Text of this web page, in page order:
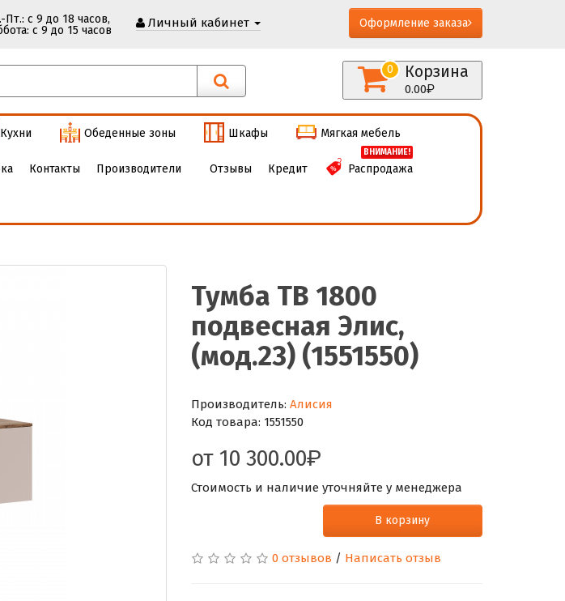
Пт.: с 9 до 18 часов,
с 9 до 15 часов
Личный кабинет Оформление заказа
Корзина
0
0.00
Кухни Обеденные зоны Шкафы Мягкая мебель
Контакты Производители Отзывы Кредит
ВНИМАНИЕ!
Распродажа
Тумба ТВ 1800
подвесная Элис,
(мод.23) (1551550)
Производитель: Алисия
Код товара: 1551550
от 10 300.00
Стоимость и наличие уточняйте у менеджера
В корзину
0 отзывов / Написать отзыв